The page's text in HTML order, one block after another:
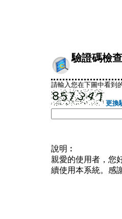
驗證碼檢
請輸入您在下圖中看到
更換
說明︰
親愛的使用者，您
續使用本系統。感